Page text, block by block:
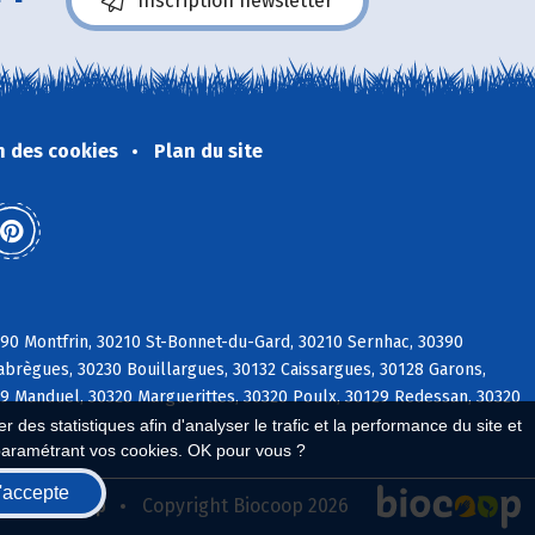
des statistiques afin d'analyser le trafic et la performance du site et
vos cookies. OK pour vous ?
des cookies Plan du site
Montfrin, 30210 St-Bonnet-du-Gard, 30210 Sernhac, 30390
30230 Bouillargues, 30132 Caissargues, 30128 Garons,
Manduel, 30320 Marguerittes, 30320 Poulx, 30129 Redessan, 30320
Biocoop Copyright Biocoop 2026